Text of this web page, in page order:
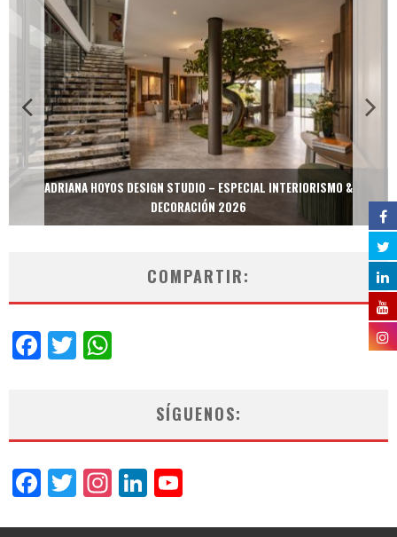
ADRIANA HOYOS DESIGN STUDIO – ESPECIAL INTERIORISMO &
DECORACIÓN 2026
COMPARTIR:
Facebook
Twitter
SÍGUENOS:
Facebook
Twitter
Instagram
LinkedIn